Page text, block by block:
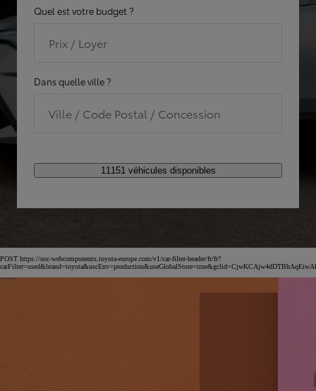
Quel est votre budget ?
Prix / Loyer
Dans quelle ville ?
Ville / Code Postal / Concession
11151 véhicules disponibles
POST https://usc-webcomponents.toyota-europe.com/v1/car-filter-header/fr/fr?